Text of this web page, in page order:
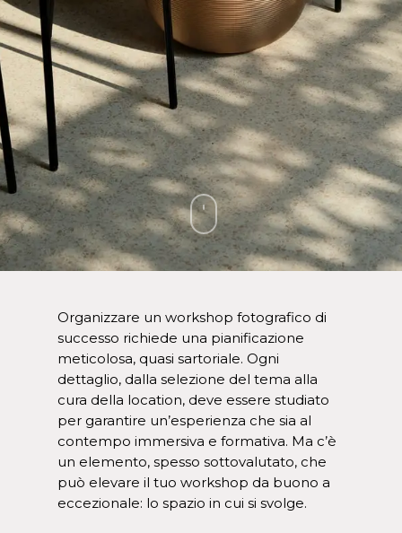
Organizzare un workshop fotografico di
successo richiede una pianificazione
meticolosa, quasi sartoriale. Ogni
dettaglio, dalla selezione del tema alla
cura della location, deve essere studiato
per garantire un’esperienza che sia al
contempo immersiva e formativa. Ma c’è
un elemento, spesso sottovalutato, che
può elevare il tuo workshop da buono a
eccezionale: lo spazio in cui si svolge.